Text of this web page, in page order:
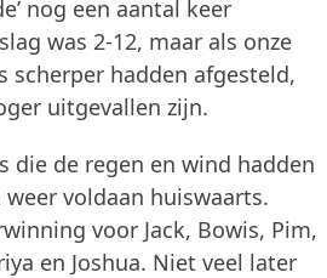
nog een aantal keer
was 2-12, maar als onze
scherper hadden afgesteld,
uitgevallen zijn.
die de regen en wind hadden
voldaan huiswaarts.
voor Jack, Bowis, Pim,
en Joshua. Niet veel later